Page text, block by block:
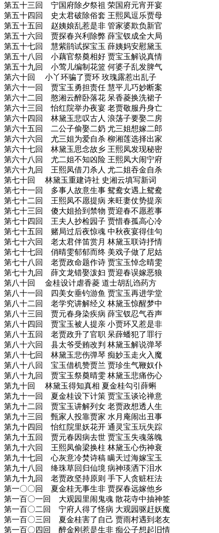
第五十三回 宁国府除夕祭祖 荣国府元宵开宴
第五十四回 史太君破除俗套 王熙凤逗乐贾母
第五十五回 赵姨娘乱惹是非 管家婆欺负新官
第五十六回 贾探春兴利除弊 薛宝钗成全大局
第五十七回 慧紫鹃试探宝玉 薛姨妈安慰黛玉
第五十八回 小藕官祭奠相好 贾宝玉解说真情
第五十九回 小莺儿编制花篮 何婆子乱发脾气
第六十回 小丫环骗了贾环 玫瑰露惹出乱子
第六十一回 贾宝玉勇担责任 慧平儿巧妙断案
第六十二回 憨湘云醉卧落花 呆香菱换洗裙子
第六十三回 怡红院举办夜宴 老贾敬服丹身亡
第六十四回 林黛玉悲叹古人 浪荡子要娶二房
第六十五回 二公子偷娶二奶 尤三姐想嫁二郎
第六十六回 尤三姐为爱自杀 柳湘莲选择出家
第六十七回 林黛玉思念故乡 王熙凤发现秘密
第六十八回 尤二姐不知凶险 王熙凤大闹宁府
第六十九回 王熙凤借刀杀人 尤二姐吞金自杀
第七十回 林黛玉重建诗社 史湘云填写新词
第七十一回 多事人故意生事 鸳鸯女遇上鸳鸯
第七十二回 王熙凤不愿提病 来旺妻仗势提亲
第七十三回 傻大姐拾到禁物 贾迎春不愿惹事
第七十四回 王夫人抄检园子 贾惜春孤高心冷
第七十五回 赌局过后夜惊魂 中秋夜宴得佳句
第七十六回 老太君伴笛赏月 林黛玉联诗抒情
第七十七回 俏晴雯郁郁而终 美戏子做了尼姑
第七十八回 老贾政命题作诗 贾宝玉悼念晴雯
第七十九回 薛文龙错娶泼妇 贾迎春误嫁恶狼
第八十回 金桂设计虐香菱 道士胡乱诌药方
第八十一回 四美女垂钓游鱼 贾宝玉再进学堂
第八十二回 老学究讲解经义 林黛玉惊醒梦中
第八十三回 贾元春身染疾病 薛宝钗忍气吞声
第八十四回 贾宝玉被人提亲 小贾环又惹是非
第八十五回 老贾政升了官职 呆薛蟠犯了罪行
第八十六回 县太爷受贿改判 林黛玉解说弹琴
第八十七回 林黛玉悲伤弹琴 痴妙玉走火入魔
第八十八回 宝玉借机赞贾兰 贾珍生气鞭奴仆
第八十九回 贾宝玉祭奠晴雯 林黛玉悲痛伤心
第九十回 林黛玉得知真相 夏金桂勾引薛蝌
第九十一回 夏金桂设下计策 贾宝玉谈论禅意
第九十二回 贾宝玉讲解列女 老贾政想透人生
第九十三回 甄家人投靠贾家 水月庵闹出丑事
第九十四回 怡红院里妖花开 通灵宝玉玩失踪
第九十五回 贾元春因病去世 贾宝玉失魂落魄
第九十六回 王熙凤偷梁换柱 林黛玉心伤神衰
第九十七回 心灰意冷焚诗稿 瞒天过海嫁宝玉
第九十八回 绛珠草回归仙境 病神瑛洒下泪水
第九十九回 老贾政坚持原则 手下人贪赃枉法
第一〇〇回 夏金桂无事生非 贾探春远嫁他乡
第一百〇一回 大观园里闹鬼魂 散花寺中抽神签
第一百〇二回 宁府人得了怪病 大观园驱赶妖魔
第一百〇三回 夏金桂害了自己 贾雨村遇到老友
第一百〇四回 醉金刚惹是生非 痴公子想起旧情